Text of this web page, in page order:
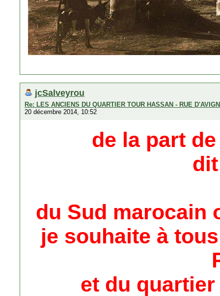
jcSalveyrou
Re: LES ANCIENS DU QUARTIER TOUR HASSAN - RUE
20 décembre 2014, 10:52
de la part
du Sud marocain
je souhaite à
et du quartier